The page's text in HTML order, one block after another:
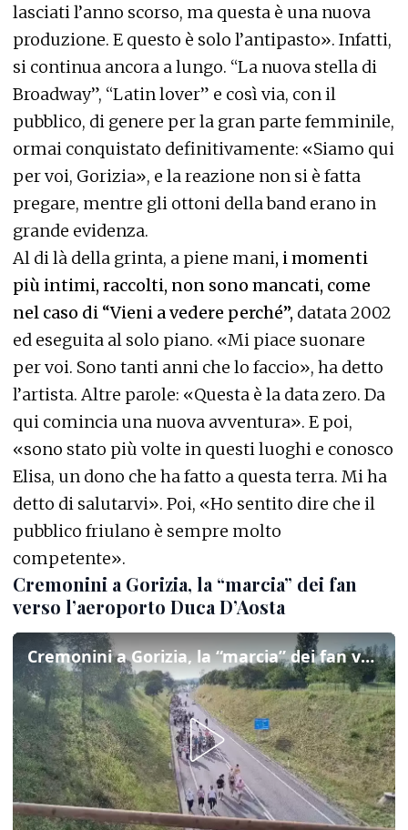
lasciati l’anno scorso, ma questa è una nuova
produzione. E questo è solo l’antipasto». Infatti,
si continua ancora a lungo. “La nuova stella di
Broadway”, “Latin lover” e così via, con il
pubblico, di genere per la gran parte femminile,
ormai conquistato definitivamente: «Siamo qui
per voi, Gorizia», e la reazione non si è fatta
pregare, mentre gli ottoni della band erano in
grande evidenza.
Al di là della grinta, a piene mani, i momenti
più intimi, raccolti, non sono mancati, come
nel caso di “Vieni a vedere perché”, datata 2002
ed eseguita al solo piano. «Mi piace suonare
per voi. Sono tanti anni che lo faccio», ha detto
l’artista. Altre parole: «Questa è la data zero. Da
qui comincia una nuova avventura». E poi,
«sono stato più volte in questi luoghi e conosco
Elisa, un dono che ha fatto a questa terra. Mi ha
detto di salutarvi». Poi, «Ho sentito dire che il
pubblico friulano è sempre molto
competente».
Cremonini a Gorizia, la “marcia” dei fan
verso l’aeroporto Duca D’Aosta
Cremonini a Gorizia, la “marcia” dei fan verso l’aeroporto Duca D’Aosta